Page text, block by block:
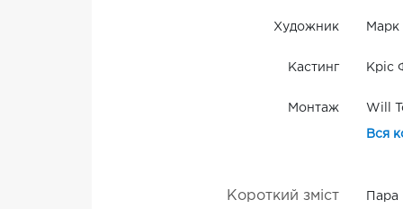
Художник Марк
Кастинг Кріс
Монтаж Will
Вся
Короткий зміст
Пара